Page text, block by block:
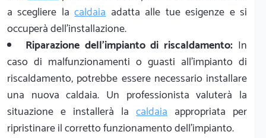
a scegliere lacaldaiaadatta alle tue esigenze e si
occuperà dell'installazione.
Riparazione dell'impianto di riscaldamento: In
caso di malfunzionamenti o guasti all'impianto di
riscaldamento, potrebbe essere necessario installare
una nuova caldaia. Un professionista valuterà la
situazione e installerà la caldaia appropriata per
ripristinare il corretto funzionamento dell'impianto.